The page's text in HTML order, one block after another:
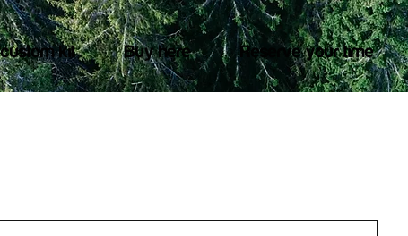
custom kit Buy here Reserve your time